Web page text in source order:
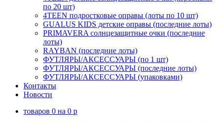
по 20 шт)
4TEEN подростковые оправы (лоты по 10 шт)
GUALUS KIDS детские оправы (последние лоты)
PRIMAVERA солнцезащитные очки (последние
лоты)
RAYBAN (последние лоты)
ФУТЛЯРЫ/АКСЕССУАРЫ (по 1 шт)
ФУТЛЯРЫ/АКСЕССУАРЫ (последние лоты)
ФУТЛЯРЫ/АКСЕССУАРЫ (упаковками)
Контакты
Новости
товаров 0 на 0 p